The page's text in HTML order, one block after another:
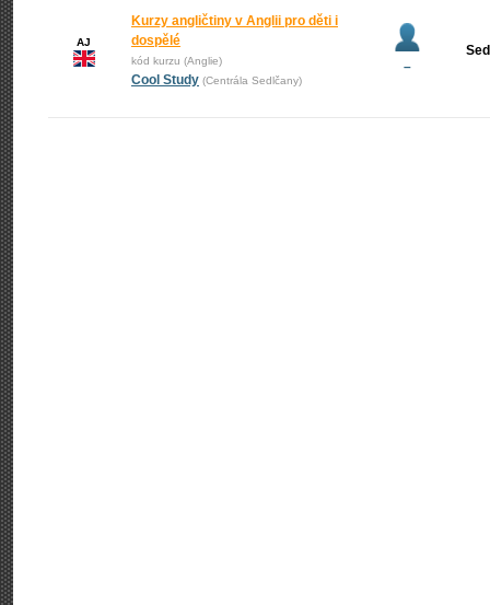
AJ
Kurzy angličtiny v Anglii pro děti i
dospělé
kód kurzu (Anglie)
Cool Study (Centrála Sedlčany)
–